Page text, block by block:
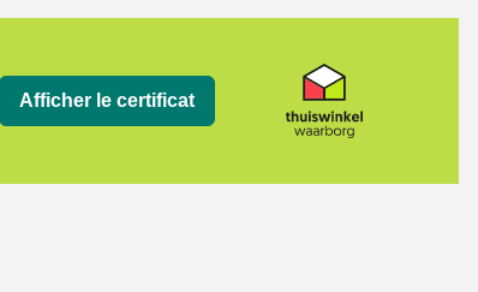
Afficher le certificat